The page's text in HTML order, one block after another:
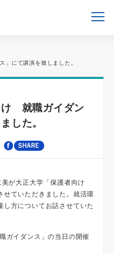
にて講演を致しました。
け 就職ガイダン
した。
美が大正大学「保護者向け
せていただきました。就活環
し方についてお話させていた
ガイダンス」の当日の開催